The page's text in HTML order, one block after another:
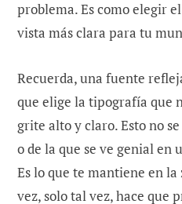
problema. Es como elegir
vista más clara para tu
Recuerda, una fuente
que elige la tipografía que
grite alto y claro. Esto no
o de la que se ve genial en
Es lo que te mantiene en
vez, solo tal vez, hace que